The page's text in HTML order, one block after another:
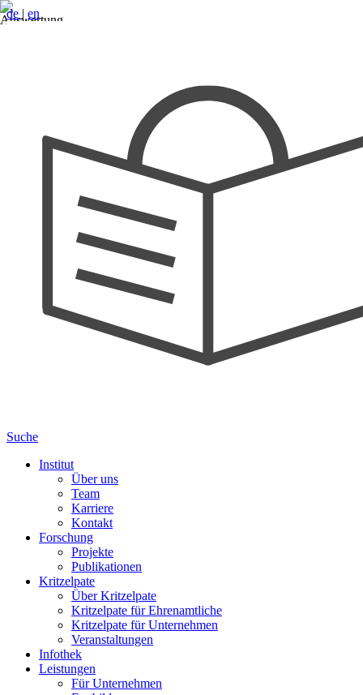
de | en
Suche
Institut
Über uns
Team
Karriere
Kontakt
Forschung
Projekte
Publikationen
Kritzelpate
Über Kritzelpate
Kritzelpate für Ehrenamtliche
Kritzelpate für Unternehmen
Veranstaltungen
Infothek
Leistungen
Für Unternehmen